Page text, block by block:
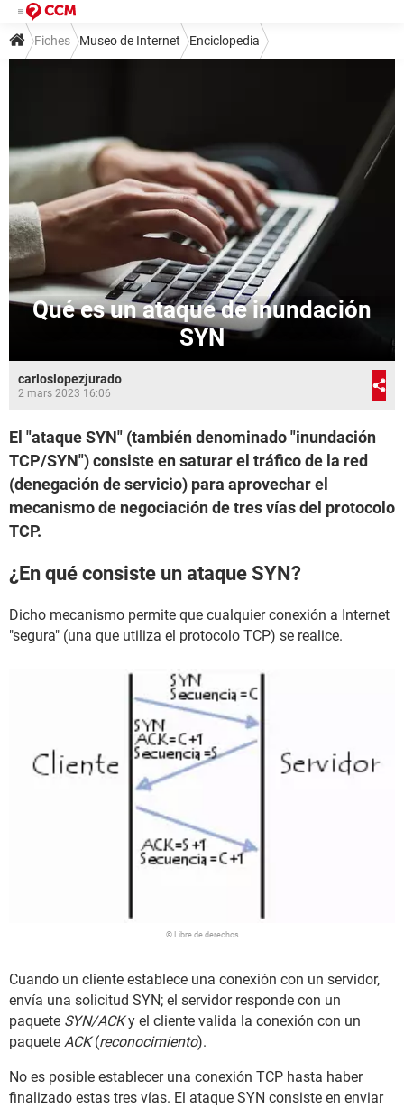
Fiches Museo de Internet Enciclopedia
Qué es un ataque de inundación
SYN
carloslopezjurado
2 mars 2023 16:06
El "ataque SYN" (también denominado "inundación
TCP/SYN") consiste en saturar el tráfico de la red
(denegación de servicio) para aprovechar el
mecanismo de negociación de tres vías del protocolo
TCP.
¿En qué consiste un ataque SYN?
Dicho mecanismo permite que cualquier conexión a Internet
"segura" (una que utiliza el protocolo TCP) se realice.
© Libre de derechos
Cuando un cliente establece una conexión con un servidor,
envía una solicitud SYN; el servidor responde con un
paquete SYN/ACKy el cliente valida la conexión con un
paquete ACK(reconocimiento).
No es posible establecer una conexión TCP hasta haber
finalizado estas tres vías. El ataque SYN consiste en enviar